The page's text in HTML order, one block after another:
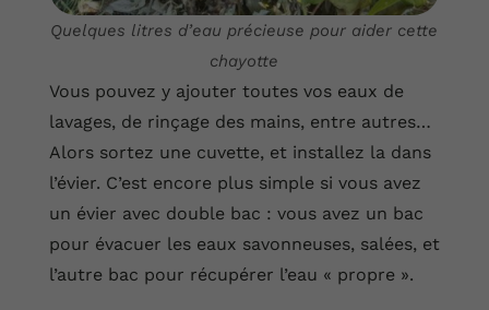
Quelques litres d’eau précieuse pour aider cette
chayotte
Vous pouvez y ajouter toutes vos eaux de
lavages, de rinçage des mains, entre autres…
Alors sortez une cuvette, et installez la dans
l’évier. C’est encore plus simple si vous avez
un évier avec double bac : vous avez un bac
pour évacuer les eaux savonneuses, salées, et
l’autre bac pour récupérer l’eau « propre ».